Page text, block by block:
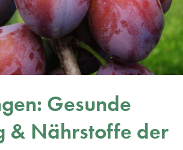
Gesunde
& Nährstoffe der